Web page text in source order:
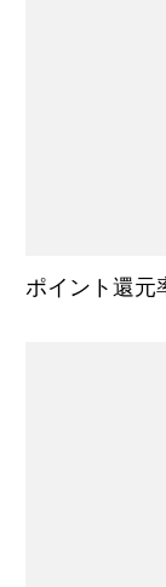
ポイント還元